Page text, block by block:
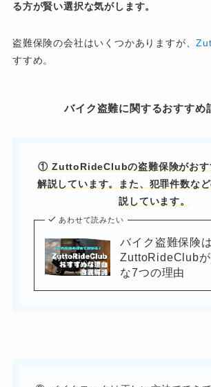
る方が賢い選択な気がします。
盗難保険の会社はいくつかありますが、
すすめ。
バイク盗難に関するおすすめ
① ZuttoRideClubの盗難保険がおす
解説しています。また、犯罪件数な
説しています。
あわせて読みたい
バイク盗難保険は
ZuttoRideClub
な7つの理由